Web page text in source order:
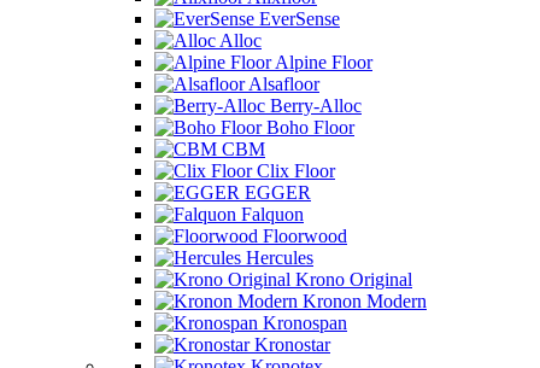
EverSense
Alloc
Alpine Floor
Alsafloor
Berry-Alloc
Boho Floor
CBM
Clix Floor
EGGER
Falquon
Floorwood
Hercules
Krono Original
Kronon Modern
Kronospan
Kronostar